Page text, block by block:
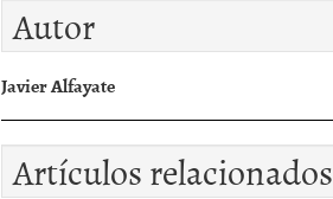
Autor
Javier Alfayate
Artículos relacionados